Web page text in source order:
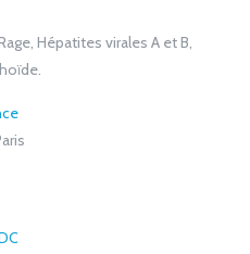
Hépatites virales A et B,